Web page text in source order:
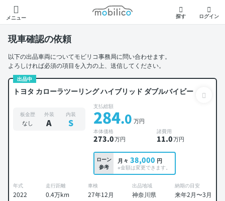
メニュー
モビリコ
探す ログイン
現車確認の依頼
以下の出品車両についてモビリコ事務局に問い合わせます。
よろしければ必須の項目を入力の上、送信してください。
出品中
トヨタ カローラツーリング ハイブリッド ダブルバイビー
板金歴
なし
外装
A
内装
S
支払総額
284.0 万円
本体価格
273.0万円
諸費用
11.0万円
ローン
参考
月々 38,000 円
※金額は変更できます。
年式
2022
走行距離
0.4万km
車検
27年12月
出品地域
神奈川県
納期の目安
来年2月〜3月